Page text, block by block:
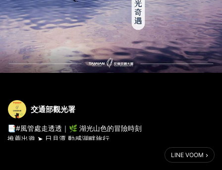
交通部觀光署
📑#風管處走透透｜🌿 湖光山色的冒險時刻
推薦出遊 ➤ 日月潭 動感湖畔旅行
划進湖面、騎進山景、追一場夜晚限定的螢光奇遇✨
LINE VOOM